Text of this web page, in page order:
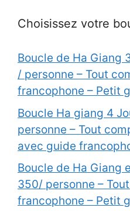
Choisissez votre
Boucle de Ha Giang
/ personne – Tout
francophone – Petit
Boucle Ha giang 4
personne – Tout
avec guide
Boucle de Ha Giang
350/ personne –
francophone – Petit